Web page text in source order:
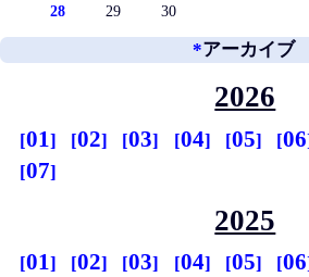
28 29 30
*アーカイブ
2026
01 02 03 04 05
06
07
2025
01 02 03 04 05
06